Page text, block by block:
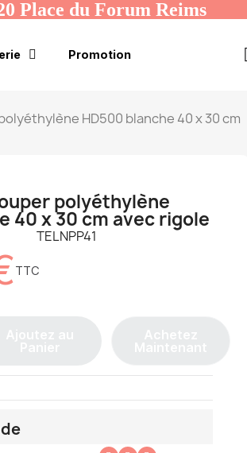
Place du Forum Reims
Promotion
HD500 blanche 40 x 30 cm
polyéthylène
40 x 30 cm avec rigole
TELNPP41
TTC